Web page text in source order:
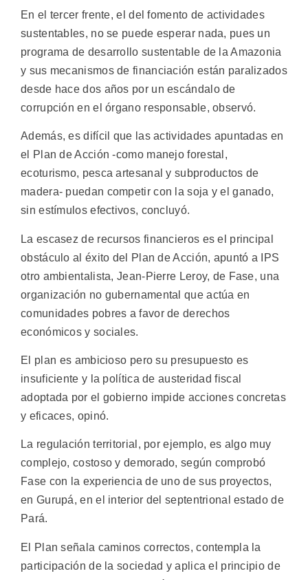
En el tercer frente, el del fomento de actividades
sustentables, no se puede esperar nada, pues un
programa de desarrollo sustentable de la Amazonia
y sus mecanismos de financiación están paralizados
desde hace dos años por un escándalo de
corrupción en el órgano responsable, observó.
Además, es difícil que las actividades apuntadas en
el Plan de Acción -como manejo forestal,
ecoturismo, pesca artesanal y subproductos de
madera- puedan competir con la soja y el ganado,
sin estímulos efectivos, concluyó.
La escasez de recursos financieros es el principal
obstáculo al éxito del Plan de Acción, apuntó a IPS
otro ambientalista, Jean-Pierre Leroy, de Fase, una
organización no gubernamental que actúa en
comunidades pobres a favor de derechos
económicos y sociales.
El plan es ambicioso pero su presupuesto es
insuficiente y la política de austeridad fiscal
adoptada por el gobierno impide acciones concretas
y eficaces, opinó.
La regulación territorial, por ejemplo, es algo muy
complejo, costoso y demorado, según comprobó
Fase con la experiencia de uno de sus proyectos,
en Gurupá, en el interior del septentrional estado de
Pará.
El Plan señala caminos correctos, contempla la
participación de la sociedad y aplica el principio de